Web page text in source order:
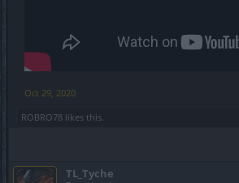
Oct 29, 2020
ROBRO78 likes this.
TL_Tyche